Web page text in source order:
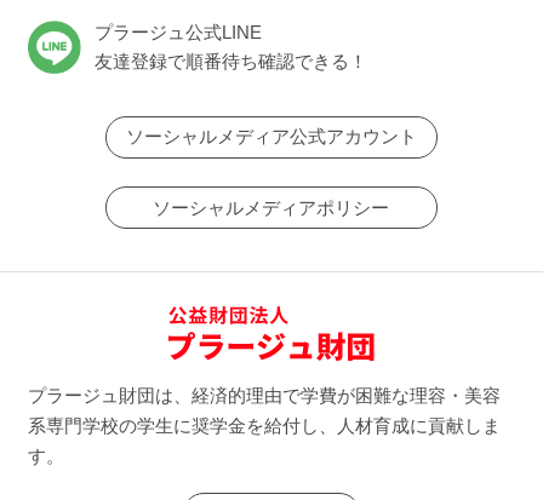
プラージュ公式LINE
友達登録で順番待ち確認できる！
ソーシャルメディア公式アカウント
ソーシャルメディアポリシー
プラージュ財団は、経済的理由で学費が困難な理容・美容
系専門学校の学生に奨学金を給付し、人材育成に貢献しま
す。